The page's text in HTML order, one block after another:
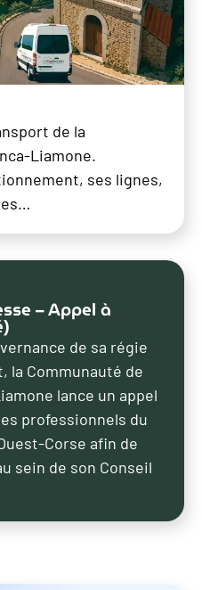
de la
Liamone.
ses lignes,
– Appel à
de sa régie
la Communauté de
lance un appel
professionnels du
Corse afin de
sein de son Conseil